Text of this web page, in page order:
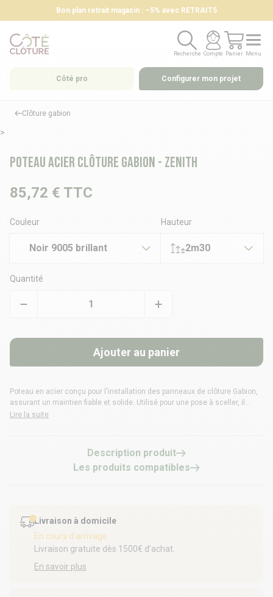
Bon plan retrait magasin : –5% avec RETRAIT5
Recherche
Recherche
Compte
Compte
Panier
Panier
Menu
Menu
Côté pro Configurer mon projet
Clôture gabion
Poteau Acier clôture gabion - ZENITH
>
85,72 € TTC
Couleur
Noir 9005 brillant
Hauteur
2m30
Quantité
Ajouter au panier
Poteau en acier conçu pour l'installation des panneaux de clôture Gabion,
assurant un maintien fiable et solide. Utilisé pour une pose à sceller, il
garantit stabilité et durabilité.
Lire la suite
Description produit
Les produits compatibles
Livraison à domicile
En cours d'arrivage
Livraison gratuite dès 1500€ d’achat.
En savoir plus